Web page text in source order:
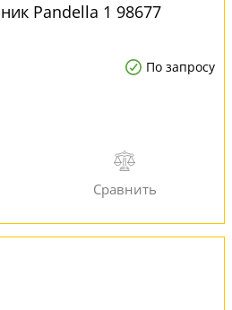
Pandella 1 98677
По запросу